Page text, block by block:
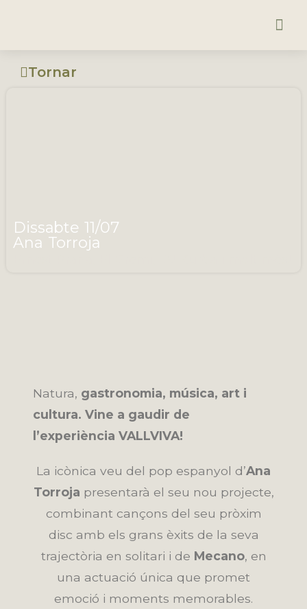
Tornar
Dissabte 11/07
Ana Torroja
Natura, gastronomia, música, art i
cultura. Vine a gaudir de
l’experiència VALLVIVA!
La icònica veu del pop espanyol d’Ana
Torroja presentarà el seu nou projecte,
combinant cançons del seu pròxim
disc amb els grans èxits de la seva
trajectòria en solitari i de Mecano, en
una actuació única que promet
emoció i moments memorables.